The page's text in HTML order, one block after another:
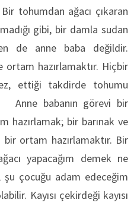
Bir tohumdan ağacı çıkaran
gibi, bir damla sudan
de anne baba değildir.
ortam hazırlamaktır. Hiçbir
ettiği takdirde tohumu
Anne babanın görevi bir
hazırlamak; bir barınak ve
ortam hazırlamaktır. Bir
yapacağım demek ne
çocuğu adam edeceğim
Kayısı çekirdeği kayısı